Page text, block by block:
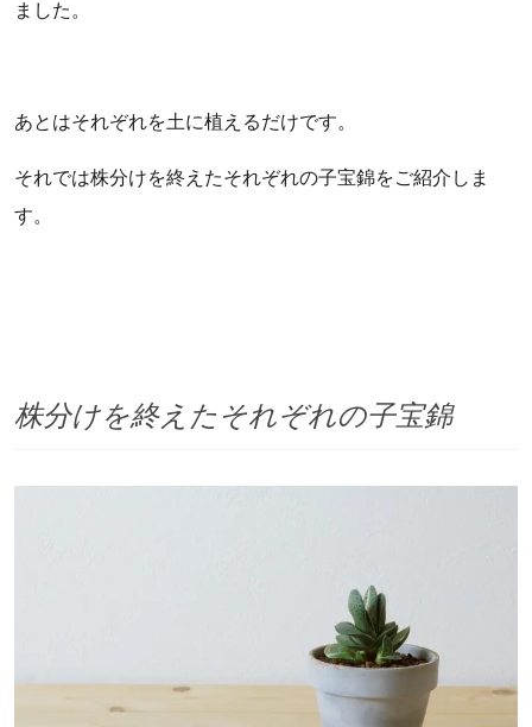
ました。
あとはそれぞれを土に植えるだけです。
それでは株分けを終えたそれぞれの子宝錦をご紹介しま
す。
株分けを終えたそれぞれの子宝錦